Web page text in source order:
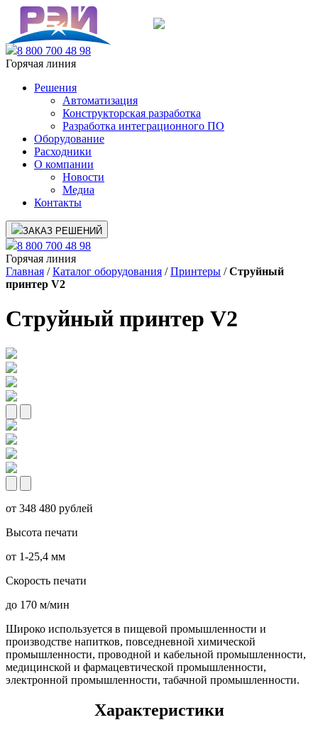
8 800 700 48 98
Горячая линия
Решения
Автоматизация
Конструкторская разработка
Разработка интеграционного ПО
Оборудование
Расходники
О компании
Новости
Медиа
Контакты
ЗАКАЗ РЕШЕНИЙ
8 800 700 48 98
Горячая линия
Главная /Каталог оборудования /Принтеры /Струйный
принтер V2
Струйный принтер V2
от 348 480 рублей
Высота печати
от 1-25,4 мм
Скорость печати
до 170 м/мин
Широко используется в пищевой промышленности и
производстве напитков, повседневной химической
промышленности, проводной и кабельной промышленности,
медицинской и фармацевтической промышленности,
электронной промышленности, табачной промышленности.
Характеристики